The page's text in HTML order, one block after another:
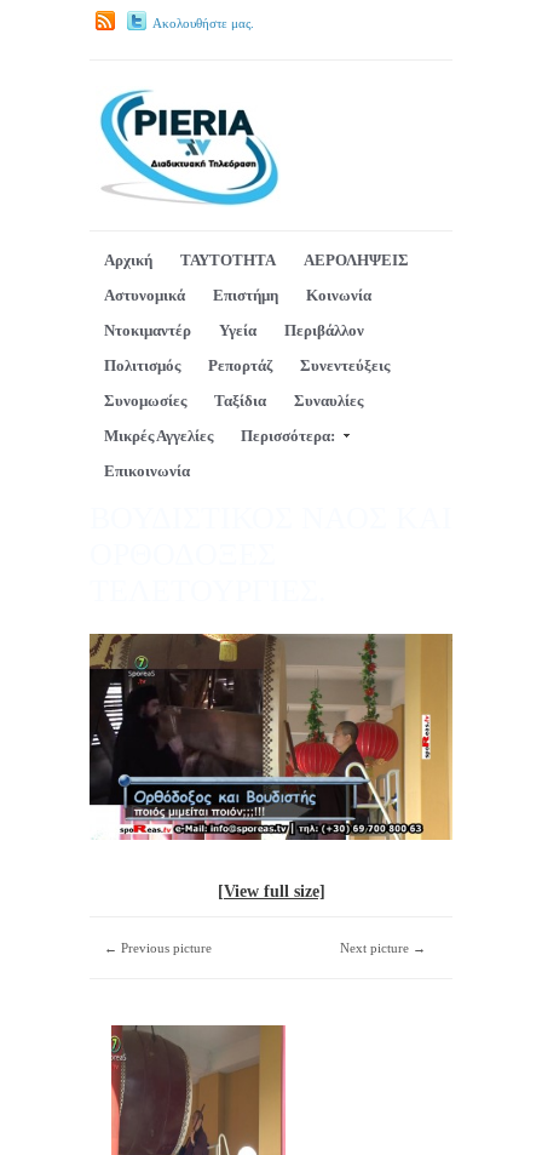
Ακολουθήστε μας.
Αρχική ΤΑΥΤΟΤΗΤΑ
ΑΕΡΟΛΗΨΕΙΣ
Αστυνομικά
Επιστήμη
Κοινωνία
Ντοκιμαντέρ
Υγεία
Περιβάλλον
Πολιτισμός
Ρεπορτάζ
Συνεντεύξεις
Συνομωσίες
Ταξίδια
Συναυλίες
Μικρές Αγγελίες
Περισσότερα:
Επικοινωνία
[View full size]
← Previous picture Next picture →